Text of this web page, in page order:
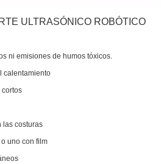
ULTRASÓNICO ROBÓTICO
ni emisiones de humos tóxicos.
calentamiento
cortos
las costuras
uno con film